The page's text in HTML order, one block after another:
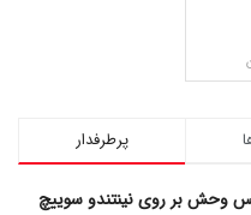
پرطرفدار
وحش بر روی نینتندو سوییچ